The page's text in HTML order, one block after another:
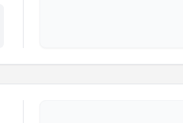
Takvim
Randevu Takvimi Talebi